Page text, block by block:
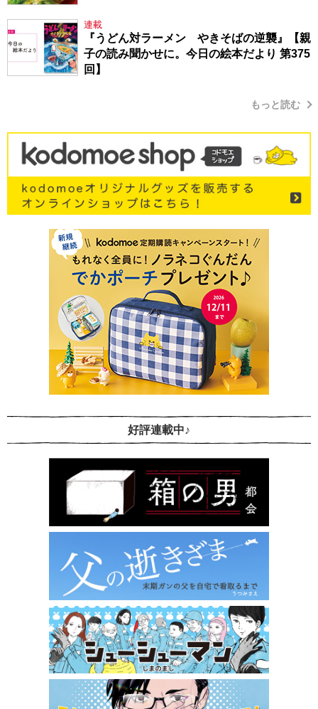
連載
『うどん対ラーメン やきそばの逆襲』【親
子の読み聞かせに。今日の絵本だより 第375
回】
もっと読む
好評連載中♪